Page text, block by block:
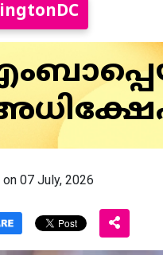
07 July, 2026